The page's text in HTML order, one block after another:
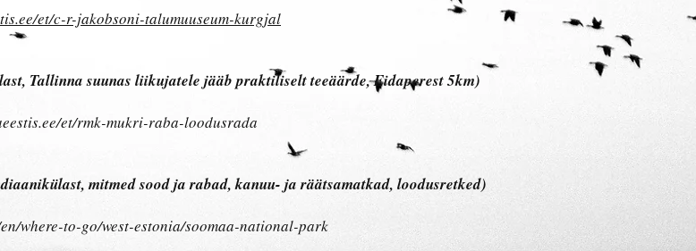
et/c-r-jakobsoni-talumuuseum-kurgjal
Tallinna suunas liikujatele jääb praktiliselt teeäärde, Eidaperest 5km)
et/rmk-mukri-raba-loodusrada
mitmed sood ja rabad, kanuu- ja räätsamatkad, loodusretked)
where-to-go/west-estonia/soomaa-national-park